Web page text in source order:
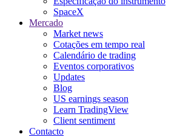
SpaceX
Mercado
Market news
Cotações em tempo real
Calendário de trading
Eventos corporativos
Updates
Blog
US earnings season
Learn TradingView
Client sentiment
Contacto